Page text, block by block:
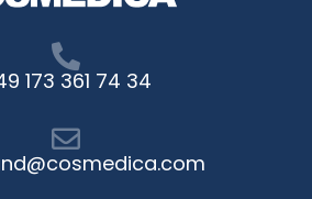
173 361 74 34